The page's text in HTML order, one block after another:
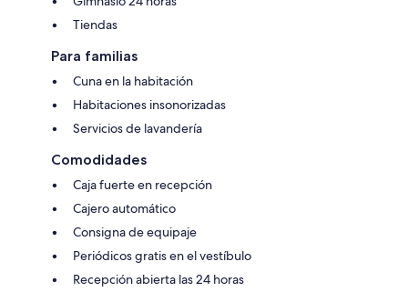
Tiendas
Para familias
Cuna en la habitación
Habitaciones insonorizadas
Servicios de lavandería
Comodidades
Caja fuerte en recepción
Cajero automático
Consigna de equipaje
Periódicos gratis en el vestíbulo
Recepción abierta las 24 horas